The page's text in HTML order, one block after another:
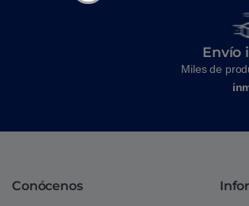
Envío
Miles de
Conócenos